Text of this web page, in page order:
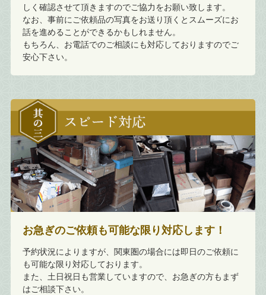
しく確認させて頂きますのでご協力をお願い致します。
なお、事前にご依頼品の写真をお送り頂くとスムーズにお
話を進めることができるかもしれません。
もちろん、お電話でのご相談にも対応しておりますのでご
安心下さい。
お急ぎのご依頼も可能な限り対応します！
予約状況によりますが、関東圏の場合には即日のご依頼に
も可能な限り対応しております。
また、土日祝日も営業していますので、お急ぎの方もまず
はご相談下さい。